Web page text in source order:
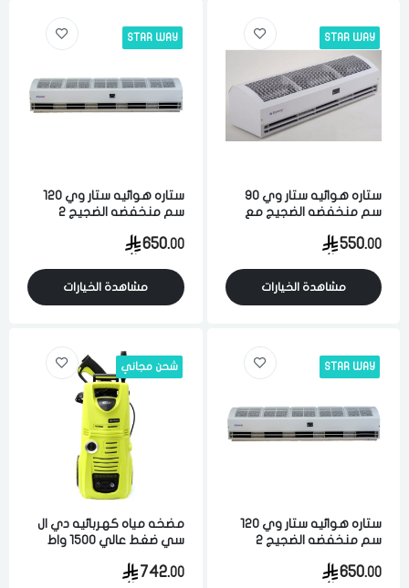
STAR WAY
ستاره هوائيه ستار وي 90
سم منخفضه الضجيج مع
550.00
مشاهدة الخيارات
STAR WAY
ستاره هوائيه ستار وي 120
سم منخفضه الضجيج 2
650.00
مشاهدة الخيارات
STAR WAY
ستاره هوائيه ستار وي 120
سم منخفضه الضجيج 2
650.00
شحن مجاني
مضخه مياه كهربائيه دي ال
سي ضغط عالي 1500 واط
742.00